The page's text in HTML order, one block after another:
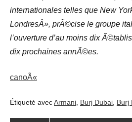
internationales telles que New
LondresÂ», prÃ©cise le groupe
l’ouverture d’au moins dix
dix prochaines annÃ©es.
canoÃ«
Étiqueté avecArmani Burj Dubai Burj